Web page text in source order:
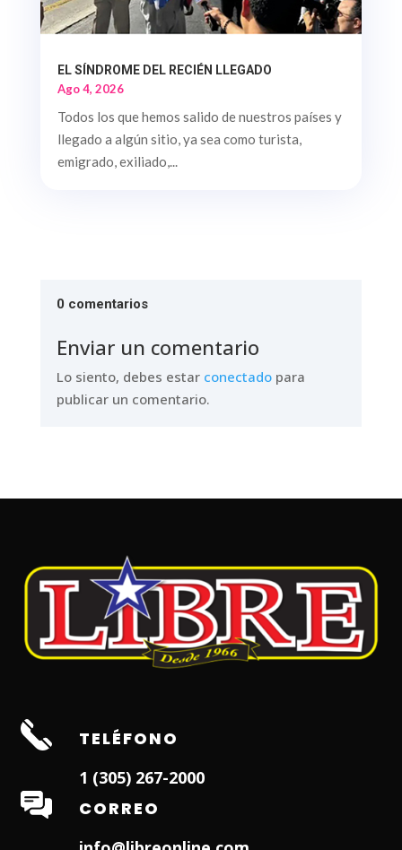
EL SÍNDROME DEL RECIÉN LLEGADO
Ago 4, 2026
Todos los que hemos salido de nuestros países y
llegado a algún sitio, ya sea como turista,
emigrado, exiliado,...
0 comentarios
Enviar un comentario
Lo siento, debes estar conectadopara
publicar un comentario.
TELÉFONO
1 (305) 267-2000
CORREO